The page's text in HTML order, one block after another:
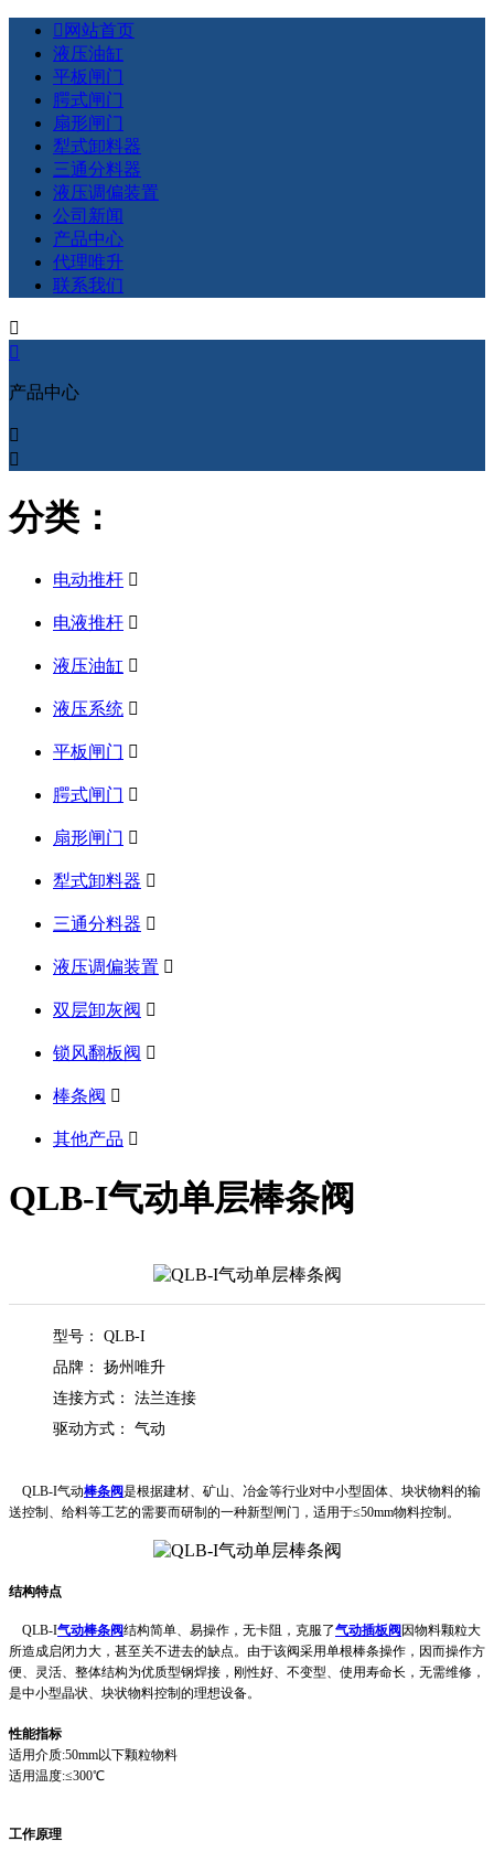
 网站首页
液压油缸
平板闸门
腭式闸门
扇形闸门
犁式卸料器
三通分料器
液压调偏装置
公司新闻
产品中心
代理唯升
联系我们


产品中心


分类：
电动推杆 
电液推杆 
液压油缸 
液压系统 
平板闸门 
腭式闸门 
扇形闸门 
犁式卸料器 
三通分料器 
液压调偏装置 
双层卸灰阀 
锁风翻板阀 
棒条阀 
其他产品 
QLB-I气动单层棒条阀
型号： QLB-I
品牌： 扬州唯升
连接方式： 法兰连接
驱动方式： 气动
QLB-I气动棒条阀是根据建材、矿山、冶金等行业对中小型固体、块状物料的输
送控制、给料等工艺的需要而研制的一种新型闸门，适用于≤50mm物料控制。
结构特点
QLB-I气动棒条阀结构简单、易操作，无卡阻，克服了气动插板阀因物料颗粒大
所造成启闭力大，甚至关不进去的缺点。由于该阀采用单根棒条操作，因而操作方
便、灵活、整体结构为优质型钢焊接，刚性好、不变型、使用寿命长，无需维修，
是中小型晶状、块状物料控制的理想设备。
性能指标
适用介质:50mm以下颗粒物料
适用温度:≤300℃
工作原理